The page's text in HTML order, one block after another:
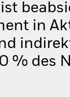
in
% des